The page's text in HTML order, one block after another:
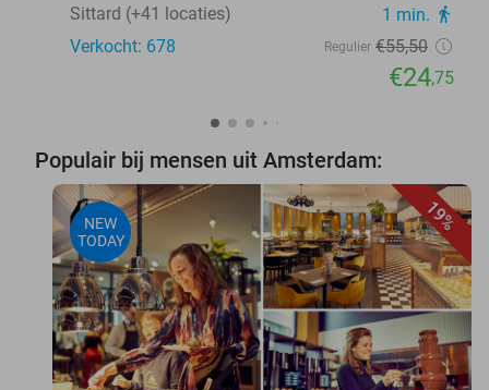
Sittard (+41 locaties) 1 min. directions_walk
Verkocht: 678 Regulier €55,50
€24,75
Populair bij mensen uit Amsterdam:
19%
NEW
TODAY